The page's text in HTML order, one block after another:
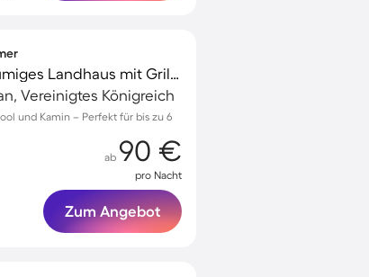
Voll ausgestattetes weiträumiges Landhaus mit Grill, Pool und Garten | Haustiere sind willkommen
Vereinigtes Königreich
und Kamin – Perfekt für bis zu 6
ab 90 €
pro Nacht
Zum Angebot